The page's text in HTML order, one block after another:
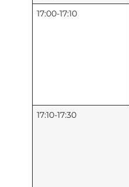
17:00-17:10
17:10-17:30